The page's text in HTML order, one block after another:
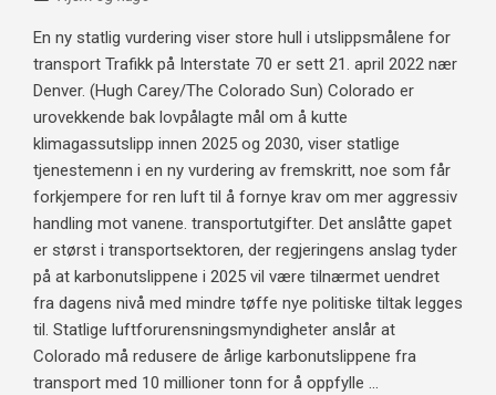
En ny statlig vurdering viser store hull i utslippsmålene for
transport Trafikk på Interstate 70 er sett 21. april 2022 nær
Denver. (Hugh Carey/The Colorado Sun) Colorado er
urovekkende bak lovpålagte mål om å kutte
klimagassutslipp innen 2025 og 2030, viser statlige
tjenestemenn i en ny vurdering av fremskritt, noe som får
forkjempere for ren luft til å fornye krav om mer aggressiv
handling mot vanene. transportutgifter. Det anslåtte gapet
er størst i transportsektoren, der regjeringens anslag tyder
på at karbonutslippene i 2025 vil være tilnærmet uendret
fra dagens nivå med mindre tøffe nye politiske tiltak legges
til. Statlige luftforurensningsmyndigheter anslår at
Colorado må redusere de årlige karbonutslippene fra
transport med 10 millioner tonn for å oppfylle ...